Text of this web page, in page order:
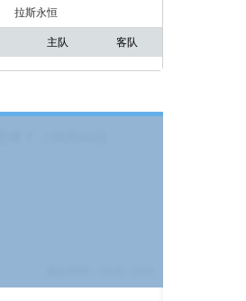
拉斯永恒
主队 客队